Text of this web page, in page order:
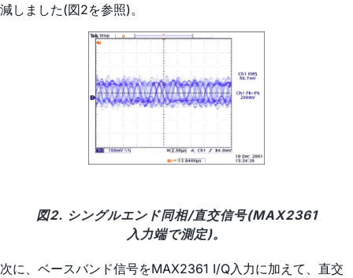
減しました(図2を参照)。
図2. シングルエンド同相/直交信号(MAX2361
入力端で測定)。
次に、ベースバンド信号をMAX2361 I/Q入力に加えて、直交